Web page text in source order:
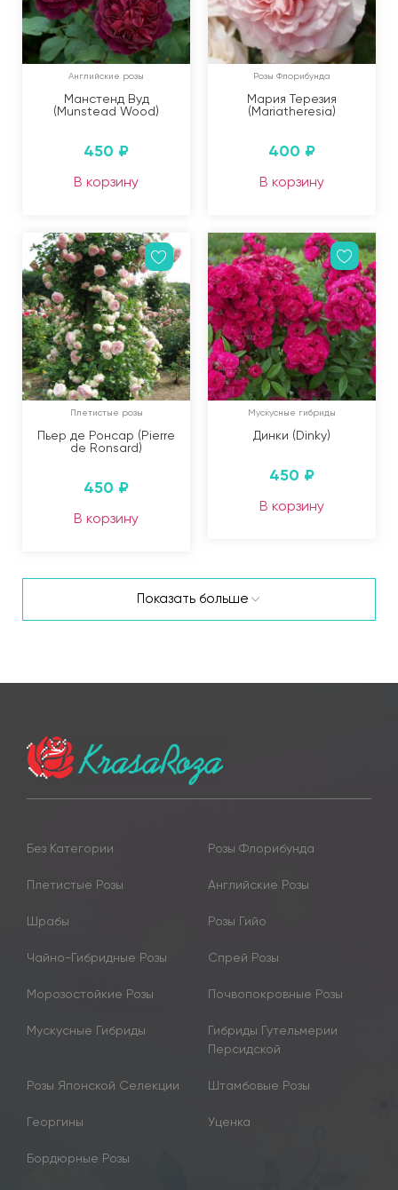
Английские розы
Манстенд Вуд
(Munstead Wood)
450 ₽
В корзину
Розы Флорибунда
Мария Терезия
(Mariatheresia)
400 ₽
В корзину
Плетистые розы
Пьер де Ронсар (Pierre
de Ronsard)
450 ₽
В корзину
Мускусные гибриды
Динки (Dinky)
450 ₽
В корзину
Показать больше
Без Категории Розы Флорибунда
Плетистые Розы Английские Розы
Шрабы Розы Гийо
Чайно-Гибридные Розы Спрей Розы
Морозостойкие Розы Почвопокровные Розы
Мускусные Гибриды
Гибриды Гутельмерии
Персидской
Розы Японской Селекции Штамбовые Розы
Георгины Уценка
Бордюрные Розы